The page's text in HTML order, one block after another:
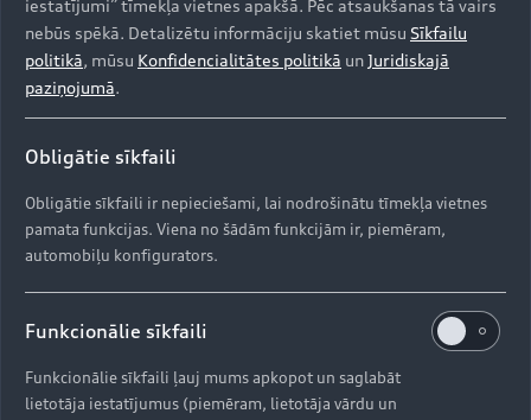
e-tron
e-tron GT
Aktuālie piedāvājumi
Krājuma automobiļi
Lietoti automobiļi
Audi Līzings
Serviss un apkope
Oriģinālie aksesuāri
Aktualitātes
Jaunumi
Svarīga informācija klientiem
Drošības spilvenu atsaukums
Progresa stāsti
AUDI AG
Par kompāniju (ENG)
Vēsture (ENG)
Dīleri un servisa partneri
© 2026 AUDI AG. Visas tiesības aizsargātas
iestatījumi” tīmekļa vietnes apakšā. Pēc atsaukšanas tā vairs
nebūs spēkā. Detalizētu informāciju skatiet mūsu Sīkfailu
politikā, mūsu Konfidencialitātes politikā unJuridiskajā
paziņojumā.
Obligātie sīkfaili
Obligātie sīkfaili ir nepieciešami, lai nodrošinātu tīmekļa vietnes
pamata funkcijas. Viena no šādām funkcijām ir, piemēram,
automobiļu konfigurators.
Funkcionālie sīkfaili
Funkcionālie sīkfaili ļauj mums apkopot un saglabāt
lietotāja iestatījumus (piemēram, lietotāja vārdu un